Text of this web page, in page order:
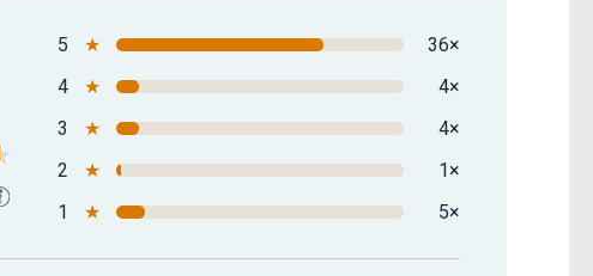
Hatszögletű gumírozott súlyzó 22,5 kg
Hatszögletű gumírozott súlyzó 25 kg 33 790 Ft
Hatszögletű gumírozott súlyzó 27,5 kg 37 190 Ft
5 ★
36×
4
★
4×
3
★
4×
2
★
1×
1
★ 5×